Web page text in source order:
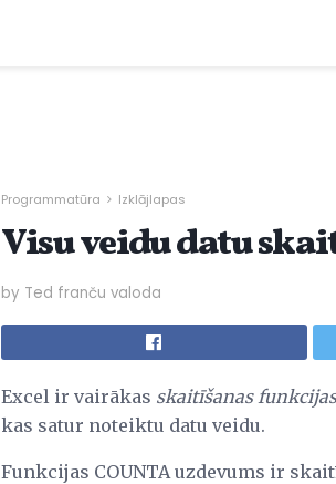
Programmatūra Izklājlapas
Visu veidu datu
by Ted franču valoda
Excel ir vairākas skaitīšanas
kas satur noteiktu datu veidu.
Funkcijas COUNTA uzdevums ir